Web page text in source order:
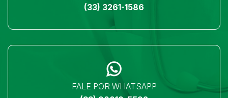
(33) 3261-1586
FALE POR WHATSAPP